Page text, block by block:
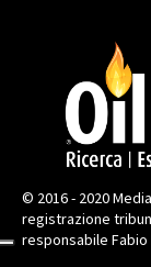
© 2016 - 2020
registrazione
responsabile